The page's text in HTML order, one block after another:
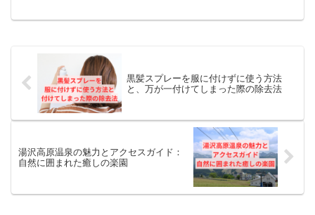
黒髪スプレーを服に付けずに使う方法
と、万が一付けてしまった際の除去法
湯沢高原温泉の魅力とアクセスガイド：
自然に囲まれた癒しの楽園